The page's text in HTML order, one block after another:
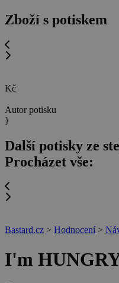
Zboží s potiskem
Kč
Autor potisku
}
Další potisky ze
Procházet vše:
Bastard.cz > Hodnocení >
I'm